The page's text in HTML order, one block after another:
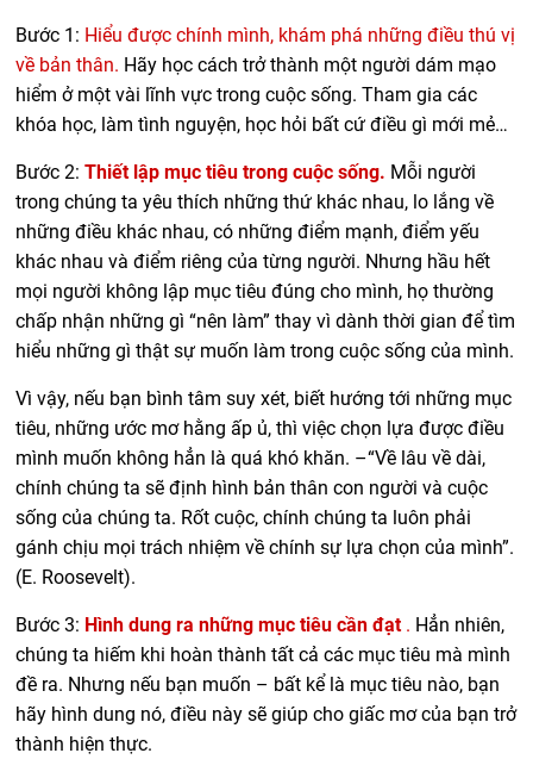
Bước 1: Hiểu được chính mình, khám phá những điều thú vị
về bản thân. Hãy học cách trở thành một người dám mạo
hiểm ở một vài lĩnh vực trong cuộc sống. Tham gia các
khóa học, làm tình nguyện, học hỏi bất cứ điều gì mới mẻ…
Bước 2:Thiết lập mục tiêu trong cuộc sống. Mỗi người
trong chúng ta yêu thích những thứ khác nhau, lo lắng về
những điều khác nhau, có những điểm mạnh, điểm yếu
khác nhau và điểm riêng của từng người. Nhưng hầu hết
mọi người không lập mục tiêu đúng cho mình, họ thường
chấp nhận những gì “nên làm” thay vì dành thời gian để tìm
hiểu những gì thật sự muốn làm trong cuộc sống của mình.
Vì vậy, nếu bạn bình tâm suy xét, biết hướng tới những mục
tiêu, những ước mơ hằng ấp ủ, thì việc chọn lựa được điều
mình muốn không hẳn là quá khó khăn. –“Về lâu về dài,
chính chúng ta sẽ định hình bản thân con người và cuộc
sống của chúng ta. Rốt cuộc, chính chúng ta luôn phải
gánh chịu mọi trách nhiệm về chính sự lựa chọn của mình”.
(E. Roosevelt).
Bước 3: Hình dung ra những mục tiêu cần đạt . Hẳn nhiên,
chúng ta hiếm khi hoàn thành tất cả các mục tiêu mà mình
đề ra. Nhưng nếu bạn muốn – bất kể là mục tiêu nào, bạn
hãy hình dung nó, điều này sẽ giúp cho giấc mơ của bạn trở
thành hiện thực.